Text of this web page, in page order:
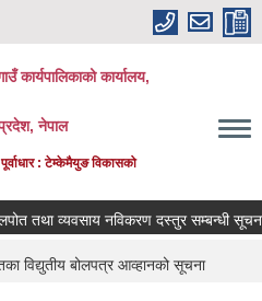
कार्यपालिकाको कार्यालय,
नेपाल
: टेम्केमैयुङ विकासको
तथा व्यवसाय नविकरण दस्तुर सम्बन्धी सूचना
विद्युतीय बोलपत्र आव्हानको सूचना